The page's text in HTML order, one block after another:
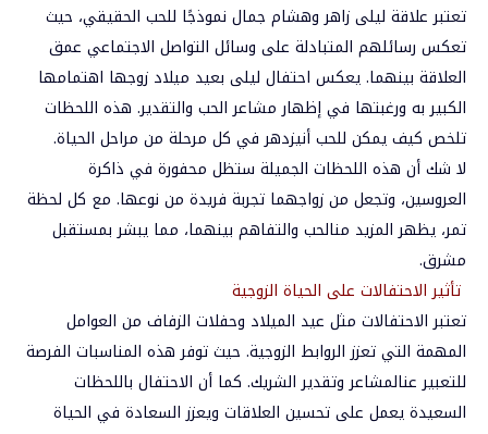
تعتبر علاقة ليلىزاهر وهشام جمال نموذجًا للحب الحقيقي، حيث
تعكس رسائلهم المتبادلة على وسائل التواصل الاجتماعي عمق
العلاقة بينهما.يعكس احتفال ليلى بعيد ميلاد زوجها اهتمامها
الكبير به ورغبتها فيإظهار مشاعر الحب والتقدير. هذه اللحظات
تلخص كيفيمكن للحبأنيزدهر في كل مرحلة من مراحل الحياة.
لا شكأن هذه اللحظات الجميلة ستظل محفورة في ذاكرة
العروسين، وتجعل منزواجهما تجربة فريدة من نوعها. مع كل لحظة
تمر، يظهر المزيد منالحب والتفاهم بينهما، مما يبشر بمستقبل
مشرق.
تأثير الاحتفالات على الحياة الزوجية
تعتبر الاحتفالات مثل عيد الميلاد وحفلات الزفاف من العوامل
المهمة التيتعزز الروابط الزوجية. حيثتوفر هذه المناسبات الفرصة
للتعبير عنالمشاعر وتقدير الشريك. كما أن الاحتفال باللحظات
السعيدةيعمل علىتحسين العلاقات ويعزز السعادة في الحياة